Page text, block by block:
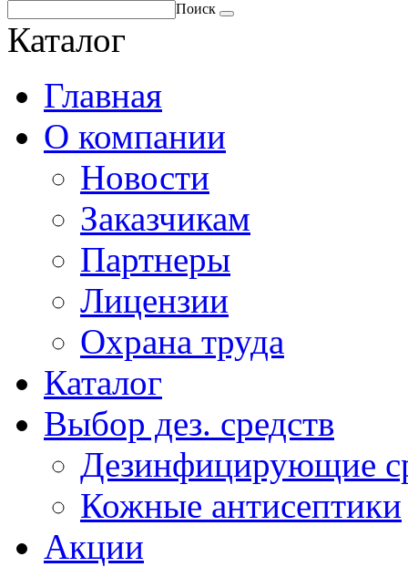
Поиск
Каталог
Главная
О компании
Новости
Заказчикам
Партнеры
Лицензии
Охрана труда
Каталог
Выбор дез. средств
Дезинфицирующие
Кожные антисептики
Акции